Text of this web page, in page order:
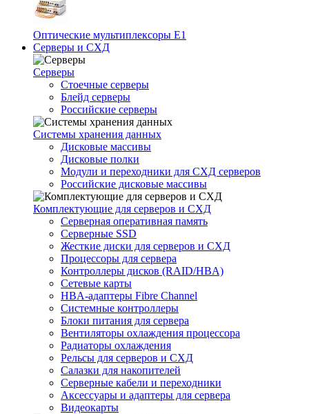
Оптические мультиплексоры Е1
Серверы и СХД
Серверы
Стоечные серверы
Блейд серверы
Российские серверы
Системы хранения данных
Дисковые массивы
Дисковые полки
Модули и переходники для СХД серверов
Российские дисковые массивы
Комплектующие для серверов и СХД
Серверная оперативная память
Серверные SSD
Жесткие диски для серверов и СХД
Процессоры для сервера
Контроллеры дисков (RAID/HBA)
Сетевые карты
HBA-адаптеры Fibre Channel
Системные контроллеры
Блоки питания для сервера
Вентиляторы охлаждения процессора
Радиаторы охлаждения
Рельсы для серверов и СХД
Салазки для накопителей
Серверные кабели и переходники
Аксессуары и адаптеры для сервера
Видеокарты